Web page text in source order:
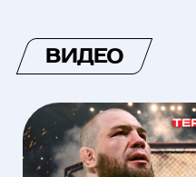
ВИДЕО